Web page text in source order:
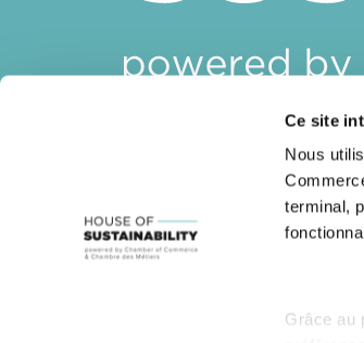
Ce site
Nous
terminal,
Grâce au
House of Sustainability
Email :sustainability@cc.lu